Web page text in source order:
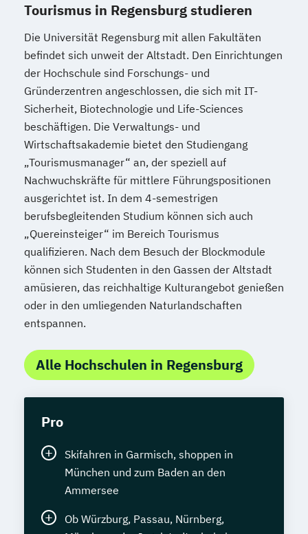
Tourismus in Regensburg studieren
Die Universität Regensburg mit allen Fakultäten
befindet sich unweit der Altstadt. Den Einrichtungen
der Hochschule sind Forschungs- und
Gründerzentren angeschlossen, die sich mit IT-
Sicherheit, Biotechnologie und Life-Sciences
beschäftigen. Die Verwaltungs- und
Wirtschaftsakademie bietet den Studiengang
„Tourismusmanager“ an, der speziell auf
Nachwuchskräfte für mittlere Führungspositionen
ausgerichtet ist. In dem 4-semestrigen
berufsbegleitenden Studium können sich auch
„Quereinsteiger“ im Bereich Tourismus
qualifizieren. Nach dem Besuch der Blockmodule
können sich Studenten in den Gassen der Altstadt
amüsieren, das reichhaltige Kulturangebot genießen
oder in den umliegenden Naturlandschaften
entspannen.
Alle Hochschulen in Regensburg
Pro
Skifahren in Garmisch, shoppen in
München und zum Baden an den
Ammersee
Ob Würzburg, Passau, Nürnberg,